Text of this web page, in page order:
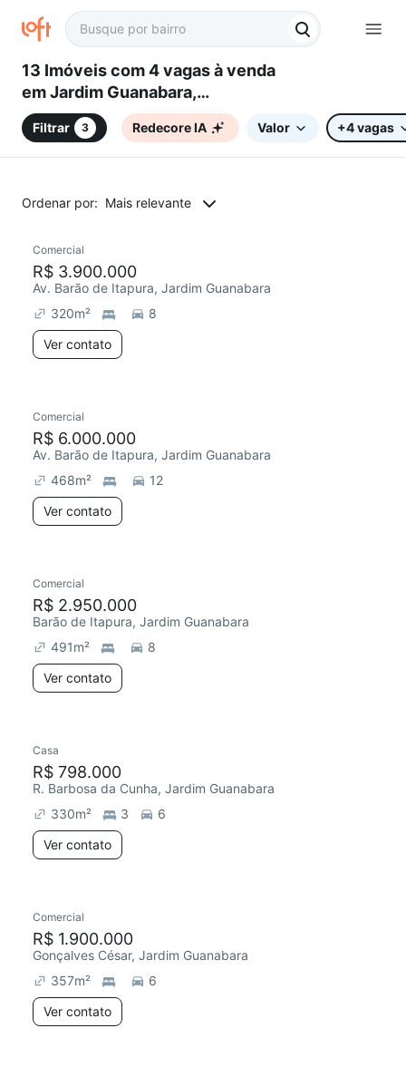
13 Imóveis com 4 vagas à venda
em Jardim Guanabara,
Campinas, SP
Filtrar 3 Redecore IA Valor +4 vagas
Ordenar por: Mais relevante
Comercial
R$ 3.900.000
Av. Barão de Itapura, Jardim Guanabara
320m²
8
Ver contato
Comercial
R$ 6.000.000
Av. Barão de Itapura, Jardim Guanabara
468m²
12
Ver contato
Comercial
R$ 2.950.000
Barão de Itapura, Jardim Guanabara
491m²
8
Ver contato
Casa
R$ 798.000
R. Barbosa da Cunha, Jardim Guanabara
330m² 3
6
Ver contato
Comercial
R$ 1.900.000
Gonçalves César, Jardim Guanabara
357m²
6
Ver contato